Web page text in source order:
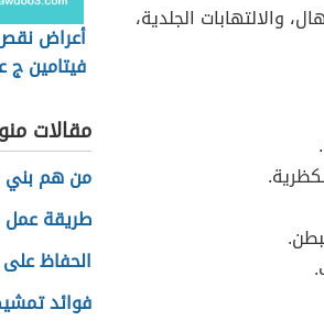
والالتهابات الجلدية،
أعراض
فيتامين ج
مقالات
من هم بني
طريقة عمل
الحفاظ
فوائد